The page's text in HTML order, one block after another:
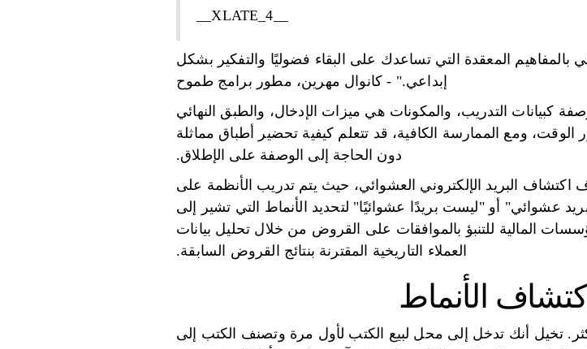
بالمفاهيم المعقدة التي تساعدك على البقاء فضوليًا والتفكير بشكل
إبداعي." - كانوال مهرين، مطور برامج طموح
كبيانات التدريب، والمكونات هي ميزات الإدخال، والطبق النهائي
ومع الممارسة الكافية، قد تتعلم كيفية تحضير أطباق مماثلة
دون الحاجة إلى الوصفة على الإطلاق.
اكتشاف البريد الإلكتروني العشوائي، حيث يتم تدريب الأنظمة على
عشوائي" أو "ليست بريدًا عشوائيًا" لتحديد الأنماط التي تشير إلى
المالية للتنبؤ بالموافقات على القروض من خلال تحليل بيانات
العملاء التاريخية المقترنة بنتائج القروض السابقة.
الأنماط
أكثر. تخيل أنك تدخل إلى محل لبيع الكتب لأول مرة وتصنف الكتب إلى